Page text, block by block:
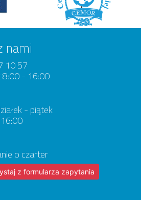
nami
10 57
8:00 - 16:00
- piątek
o czarter
z formularza zapytania